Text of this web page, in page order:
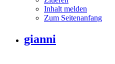
Inhalt melden
Zum Seitenanfang
gianni